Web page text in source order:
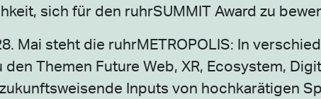
sich für den ruhrSUMMIT Award zu
Mai steht die ruhrMETROPOLIS: In
Themen Future Web, XR, Ecosystem,
Inputs von hochkarätigen